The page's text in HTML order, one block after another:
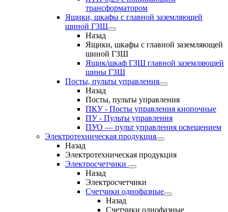
трансформатором
Ящики, шкафы с главной заземляющей
шиной ГЗШ
Назад
Ящики, шкафы с главной заземляющей
шиной ГЗШ
Ящик/шкаф ГЗШ главной заземляющей
шины ГЗШ
Посты, пульты управления
Назад
Посты, пульты управления
ПКУ - Посты управления кнопочные
ПУ - Пульты управления
ПУО — пульт управления освещением
Электротехническая продукция
Назад
Электротехническая продукция
Электросчетчики
Назад
Электросчетчики
Счетчики однофазные
Назад
Счетчики однофазные